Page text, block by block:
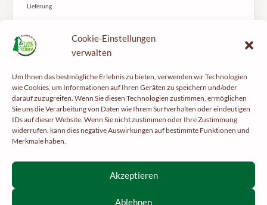
Cookie-Einstellungen
verwalten
Um Ihnen das bestmögliche Erlebnis zu bieten, verwenden wir Technologien
wie Cookies, um Informationen auf Ihren Geräten zu speichern und/oder
darauf zuzugreifen. Wenn Sie diesen Technologien zustimmen, ermöglichen
Sie uns die Verarbeitung von Daten wie Ihrem Surfverhalten oder eindeutigen
IDs auf dieser Website. Wenn Sie nicht zustimmen oder Ihre Zustimmung
widerrufen, kann dies negative Auswirkungen auf bestimmte Funktionen und
Merkmale haben.
Akzeptieren
Ablehnen
Lieferung
Le Tuyé du Papy Gaby
2 rue les Coteys
25650 Gilley
Tun Sie Ihrer Gesundheit etwas Gutes und treiben Sie regelmäßig Sport –
Interdiction de vente de boissons alcooliques aux mineurs de
moins de 18 ans